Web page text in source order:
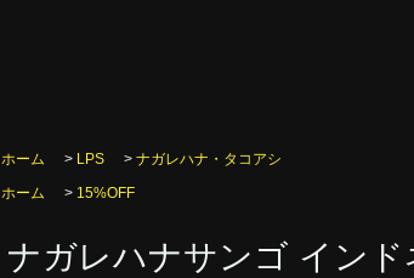
ホーム > LPS > ナガレハナ・タコアシ
ホーム
> 15%OFF
ナガレハナサンゴ イン